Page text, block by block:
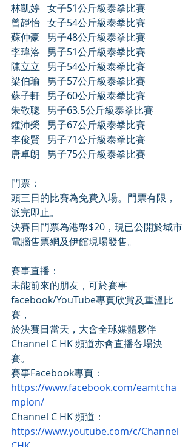
林凱婷   女子51公斤級泰拳比賽
曾靜怡   女子54公斤級泰拳比賽
蘇仲豪   男子48公斤級泰拳比賽
李瑋洛   男子51公斤級泰拳比賽
陳立立   男子54公斤級泰拳比賽
梁伯瑜   男子57公斤級泰拳比賽
蘇子軒   男子60公斤級泰拳比賽
朱敬聰   男子63.5公斤級泰拳比賽
鍾沛榮   男子67公斤級泰拳比賽
李俊賢   男子71公斤級泰拳比賽
唐卓朗   男子75公斤級泰拳比賽
門票：
頭三日的比賽為免費入場。門票有限，
派完即止。
決賽日門票為港幣$20，現已公開於城市
電腦售票網及伊館現場發售。
賽事直播：
未能前來的朋友，可於賽事
facebook/YouTube專頁欣賞及重溫比
賽，
於決賽日當天，大會全球媒體夥伴
Channel C HK 頻道亦會直播各場決
賽。
賽事Facebook專頁：
https://www.facebook.com/eamtcha
mpion/
Channel C HK 頻道：
https://www.youtube.com/c/Channel